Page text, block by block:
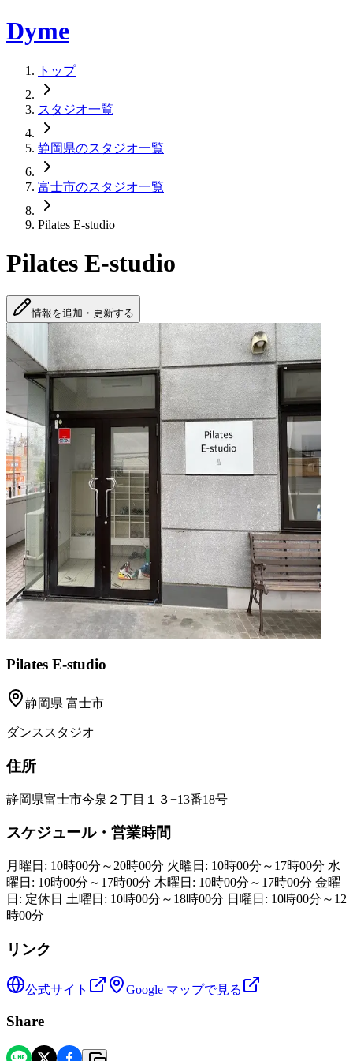
Dyme
トップ
スタジオ一覧
静岡県のスタジオ一覧
富士市のスタジオ一覧
Pilates E-studio
Pilates E-studio
情報を追加・更新する
Pilates E-studio
静岡県 富士市
ダンススタジオ
住所
静岡県富士市今泉２丁目１３−13番18号
スケジュール・営業時間
月曜日: 10時00分～20時00分 火曜日: 10時00分～17時00分 水
曜日: 10時00分～17時00分 木曜日: 10時00分～17時00分 金曜
日: 定休日 土曜日: 10時00分～18時00分 日曜日: 10時00分～12
時00分
リンク
公式サイト Google マップで見る
Share